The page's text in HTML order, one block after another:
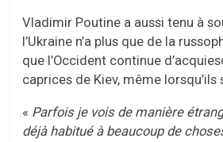
Vladimir Poutine a aussi tenu à
l’Ukraine n’a plus que de la
que l’Occident continue
caprices de Kiev, même
« Parfois je vois de manière
déjà habitué à beaucoup de